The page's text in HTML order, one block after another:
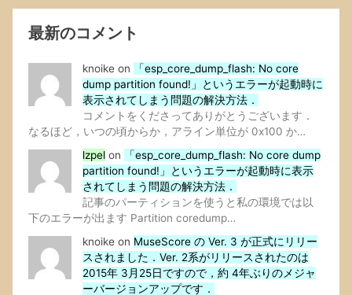
最新のコメント
knoike on
「esp_core_dump_flash: No core
dump partition found!」というエラーが起動時に
表示されてしまう問題の解決方法．
コメントをくださってありがとうございます．
なるほど，いつの頃からか，アライン単位が 0x100 か…
lzpel on
「esp_core_dump_flash: No core dump
partition found!」というエラーが起動時に表示
されてしまう問題の解決方法．
記事のパーティションを使うと私の環境では以
下のエラーが出ます Partition coredump…
knoike on MuseScore の Ver. 3 が正式にリリー
スされました．Ver. 2系がリリースされたのは
2015年 3月25日ですので，約 4年ぶりのメジャ
ーバージョンアップです．